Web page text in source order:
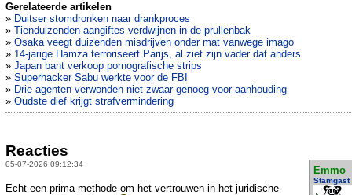
Gerelateerde artikelen
» Duitser stomdronken naar drankproces
» Tienduizenden aangiftes verdwijnen in de prullenbak
» Osaka veegt duizenden misdrijven onder mat vanwege imago
» 14-jarige Hamza terroriseert Parijs, al ziet zijn vader dat anders
» Japan bant verkoop pornografische strips
» Superhacker Sabu werkte voor de FBI
» Drie agenten verwonden niet zwaar genoeg voor aanhouding
» Oudste dief krijgt strafvermindering
Reacties
05-07-2026 09:12:34
Emmo
Stamgast
Echt een prima methode om het vertrouwen in het juridische